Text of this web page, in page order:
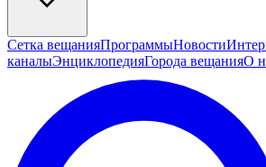
Сетка вещанияПрограммыНовости
каналыЭнциклопедияГорода вещанияО